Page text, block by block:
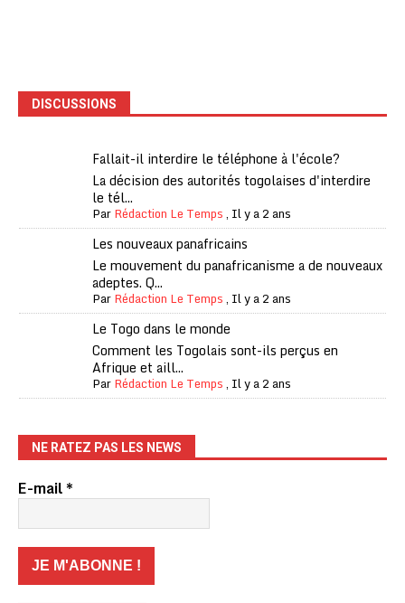
DISCUSSIONS
Fallait-il interdire le téléphone à l'école?
La décision des autorités togolaises d'interdire
le tél...
ParRédaction Le Temps, Il y a 2 ans
Les nouveaux panafricains
Le mouvement du panafricanisme a de nouveaux
adeptes. Q...
ParRédaction Le Temps, Il y a 2 ans
Le Togo dans le monde
Comment les Togolais sont-ils perçus en
Afrique et aill...
ParRédaction Le Temps, Il y a 2 ans
NE RATEZ PAS LES NEWS
E-mail*